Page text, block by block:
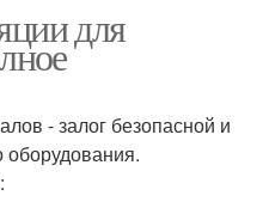
для
- залог безопасной и
оборудования.